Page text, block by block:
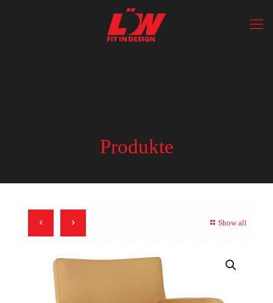
Produkte
Show all